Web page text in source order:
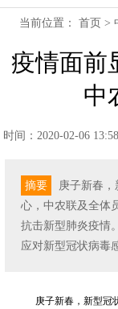
当前位置：首页 >
疫情面前
中
时间：2020-02-06
摘要
庚子新春
心，中农联及全体
抗击新型肺炎疫情
应对新型冠状病毒
庚子新春，新型冠